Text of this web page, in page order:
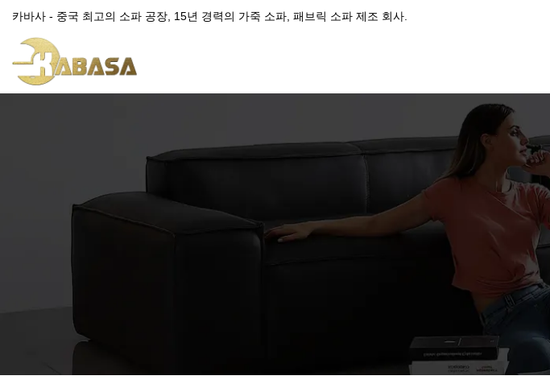
카바사 - 중국 최고의 소파 공장, 15년 경력의 가죽 소파, 패브릭 소파 제조 회사.